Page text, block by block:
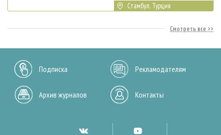
Стамбул, Турция
Смотреть все
Подписка Рекламодателям
Архив журналов Контакты